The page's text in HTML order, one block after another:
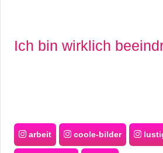
Ich bin wirklich
arbeit coole-bilder